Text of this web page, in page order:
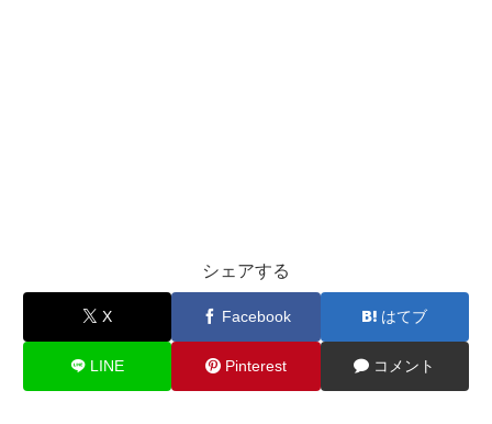
シェアする
X Facebook はてブ
LINE Pinterest コメント